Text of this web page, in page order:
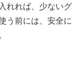
れれば、少ないグ
う前には、安全に